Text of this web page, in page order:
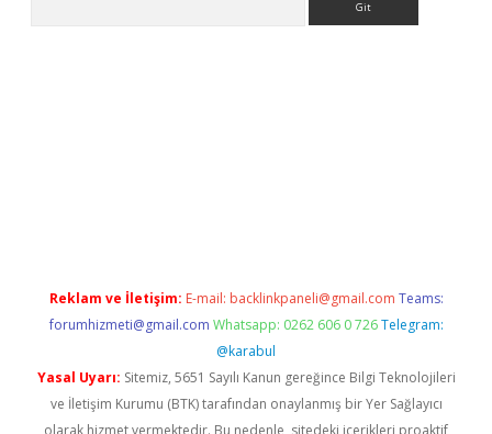
Reklam ve İletişim: E-mail: backlinkpaneli@gmail.com Teams:
forumhizmeti@gmail.com Whatsapp: 0262 606 0 726 Telegram:
@karabul
Yasal Uyarı: Sitemiz, 5651 Sayılı Kanun gereğince Bilgi Teknolojileri
ve İletişim Kurumu (BTK) tarafından onaylanmış bir Yer Sağlayıcı
olarak hizmet vermektedir. Bu nedenle, sitedeki içerikleri proaktif